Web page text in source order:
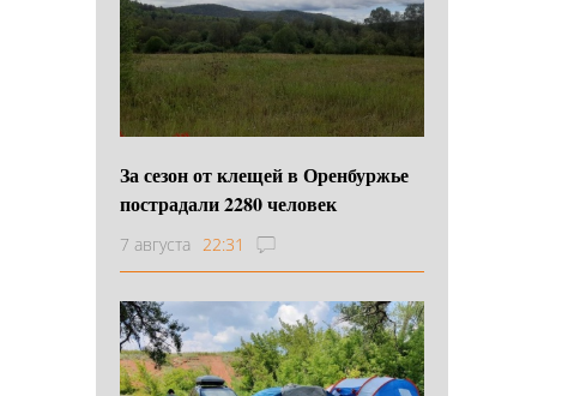
За сезон от клещей в Оренбуржье
пострадали 2280 человек
7 августа 22:31